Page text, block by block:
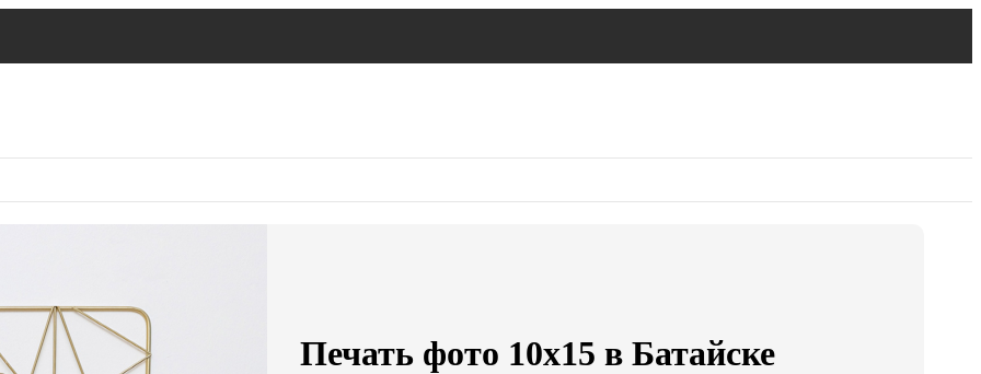
Печать фото 10х15 в Батайске